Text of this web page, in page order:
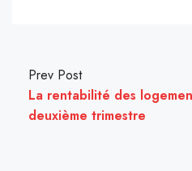
Prev Post
La rentabilité des
deuxième trimestre